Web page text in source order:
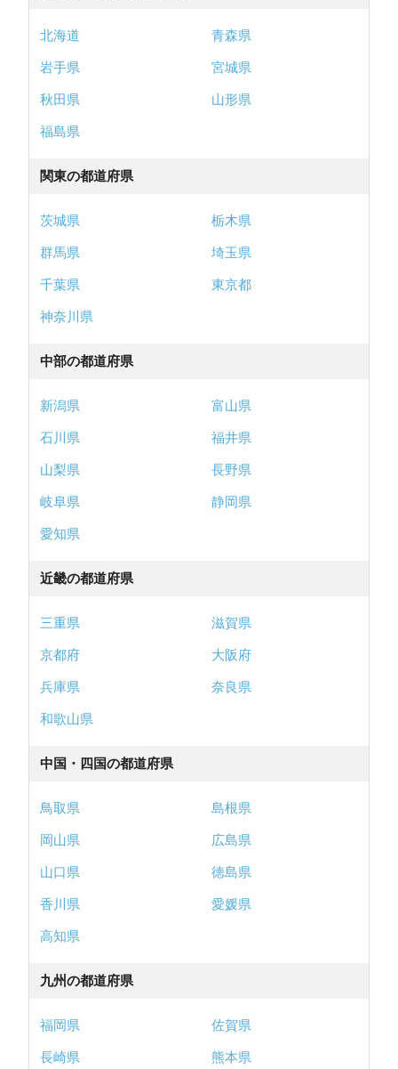
北海道
青森県
岩手県
宮城県
秋田県
山形県
福島県
関東の都道府県
茨城県
栃木県
群馬県
埼玉県
千葉県
東京都
神奈川県
中部の都道府県
新潟県
富山県
石川県
福井県
山梨県
長野県
岐阜県
静岡県
愛知県
近畿の都道府県
三重県
滋賀県
京都府
大阪府
兵庫県
奈良県
和歌山県
中国・四国の都道府県
鳥取県
島根県
岡山県
広島県
山口県
徳島県
香川県
愛媛県
高知県
九州の都道府県
福岡県
佐賀県
長崎県
熊本県